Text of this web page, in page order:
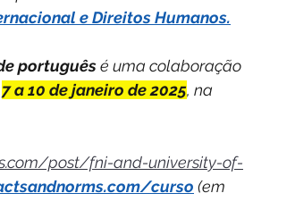
e Direitos Humanos.
português é uma colaboração
7 a 10 de janeiro de 2025, na
post/fni-and-university-of-
curso (em